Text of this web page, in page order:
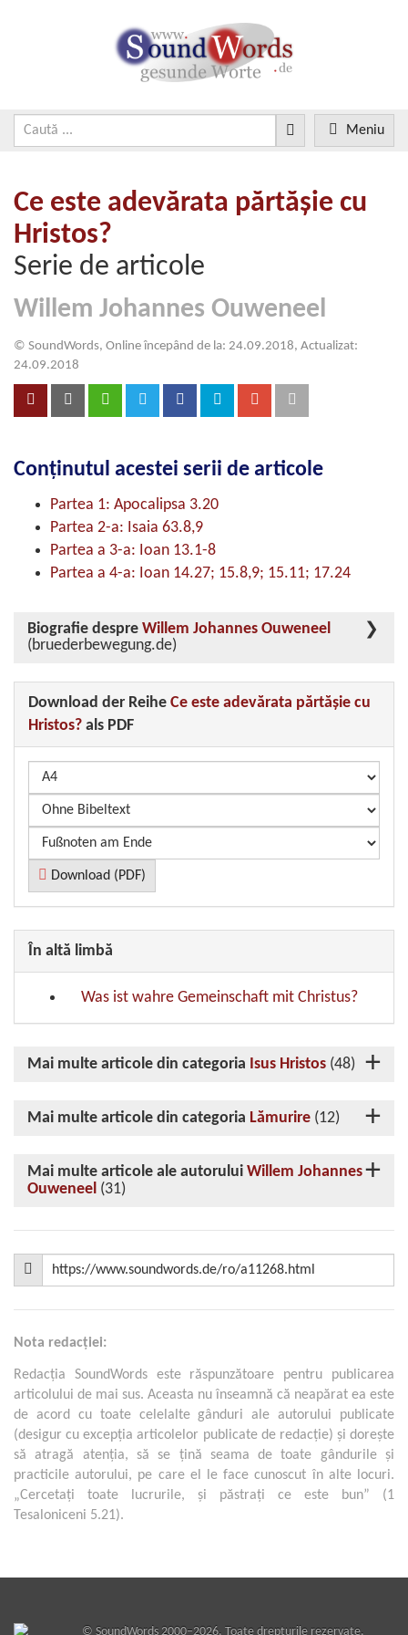
Meniu
Ce este adevărata părtăşie cu
Hristos?
Serie de articole
Willem Johannes Ouweneel
© SoundWords, Online începând de la: 24.09.2018, Actualizat:
24.09.2018
Conținutul acestei serii de articole
Partea 1: Apocalipsa 3.20
Partea 2-a: Isaia 63.8,9
Partea a 3-a: Ioan 13.1-8
Partea a 4-a: Ioan 14.27; 15.8,9; 15.11; 17.24
Biografie despre Willem Johannes Ouweneel
(bruederbewegung.de)
Download der Reihe Ce este adevărata părtăşie cu
Hristos? als PDF
Download (PDF)
În altă limbă
Was ist wahre Gemeinschaft mit Christus?
Mai multe articole din categoria Isus Hristos (48)
Mai multe articole din categoria Lămurire (12)
Mai multe articole ale autorului Willem Johannes
Ouweneel (31)
Nota redacţiei:
Redacţia SoundWords este răspunzătoare pentru publicarea
articolului de mai sus. Aceasta nu înseamnă că neapărat ea este
de acord cu toate celelalte gânduri ale autorului publicate
(desigur cu excepţia articolelor publicate de redacţie) şi doreşte
să atragă atenţia, să se ţină seama de toate gândurile şi
practicile autorului, pe care el le face cunoscut în alte locuri.
„Cercetaţi toate lucrurile, şi păstraţi ce este bun” (1
Tesaloniceni 5.21).
© SoundWords2000–2026. Toate drepturile rezervate.